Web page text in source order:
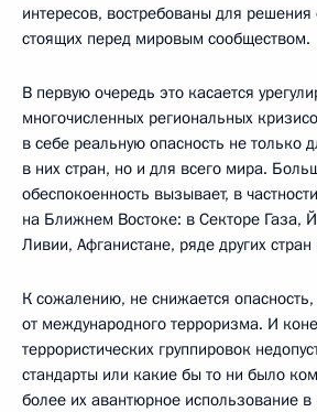
интересов, востребованы для
стоящих перед мировым сообществом.
В первую очередь это касается
многочисленных региональных
в себе реальную опасность не только
в них стран, но и для всего мира.
обеспокоенность вызывает, в
на Ближнем Востоке: в Секторе Газа,
Ливии, Афганистане, ряде других стран
К сожалению, не снижается
от международного терроризма. И
террористических группировок
стандарты или какие бы то ни было
более их авантюрное использование в